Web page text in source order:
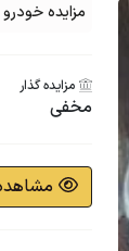
مزایده خودرو یک
مزایده گذار
مخفی